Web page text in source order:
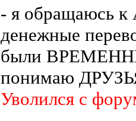
- я обращаюсь к
денежные
были
понимаю
Уволился с